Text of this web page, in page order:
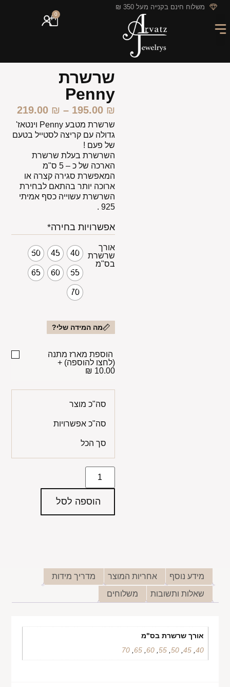
לתוכן משלוח חינם בקנייה מעל 350 ₪
0
שרשרת
Penny
195.00 ₪
–
219.00 ₪
שרשרת מטבע Penny וינטאז'
גדולה עם קריצה לסטייל בטעם
של פעם !
השרשרת בעלת שרשרת
הארכה של כ – 5 ס"מ
המאפשרת סגירה קצרה או
ארוכה יותר בהתאם לבחירת
השרשרת עשוייה כסף אמיתי
925 .
אפשרויות בחירה*
אורך
שרשרת
בס"מ
40
45
50
55
60
65
70
מה המידה שלי?
הוספת מארז מתנה
(לחצו להוספה) +
10.00 ₪
סה"כ מוצר
סה"כ אפשרויות
סך הכל
הוספה לסל
מידע נוסף אחריות המוצר
מדריך מידות
שאלות ותשובות
משלוחים
אורך שרשרת בס"מ
40
,
45
,
50
,
55
,
60
,
65
,
70